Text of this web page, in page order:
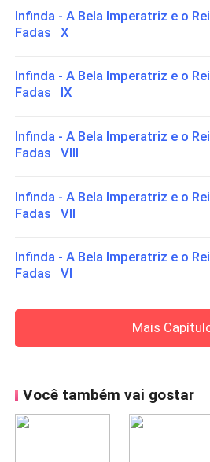
Infinda - A Bela Imperatriz e o
Fadas X
Infinda - A Bela Imperatriz e o
Fadas IX
Infinda - A Bela Imperatriz e o
Fadas VIII
Infinda - A Bela Imperatriz e o
Fadas VII
Infinda - A Bela Imperatriz e o
Fadas VI
Mais
Você também vai gostar